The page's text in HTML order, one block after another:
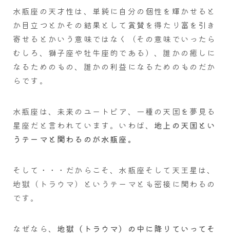
水瓶座の天才性は、単純に自分の個性を輝かせると
か目立つとかその結果として賞賛を得たり富を引き
寄せるとかいう意味ではなく（その意味でいったら
むしろ、獅子座や牡牛座的である）、誰かの癒しに
なるためのもの、誰かの利益になるためのものだか
らです。
水瓶座は、未来のユートピア、一種の天国を夢見る
星座だと言われています。いわば、 地上の天国とい
うテーマと関わるのが水瓶座。
そして・・・だからこそ、水瓶座そして天王星は、
地獄（トラウマ）というテーマとも密接に関わるの
です。
なぜなら、 地獄（トラウマ）の中に降りていってそ